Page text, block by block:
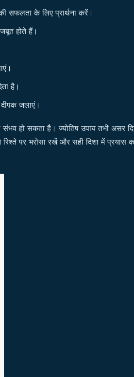
सफलता के लिए प्रार्थना करें।
होते हैं।
है।
जलाएं।
हो सकता है। ज्योतिष उपाय तभी असर
पर भरोसा रखें और सही दिशा में प्रयास